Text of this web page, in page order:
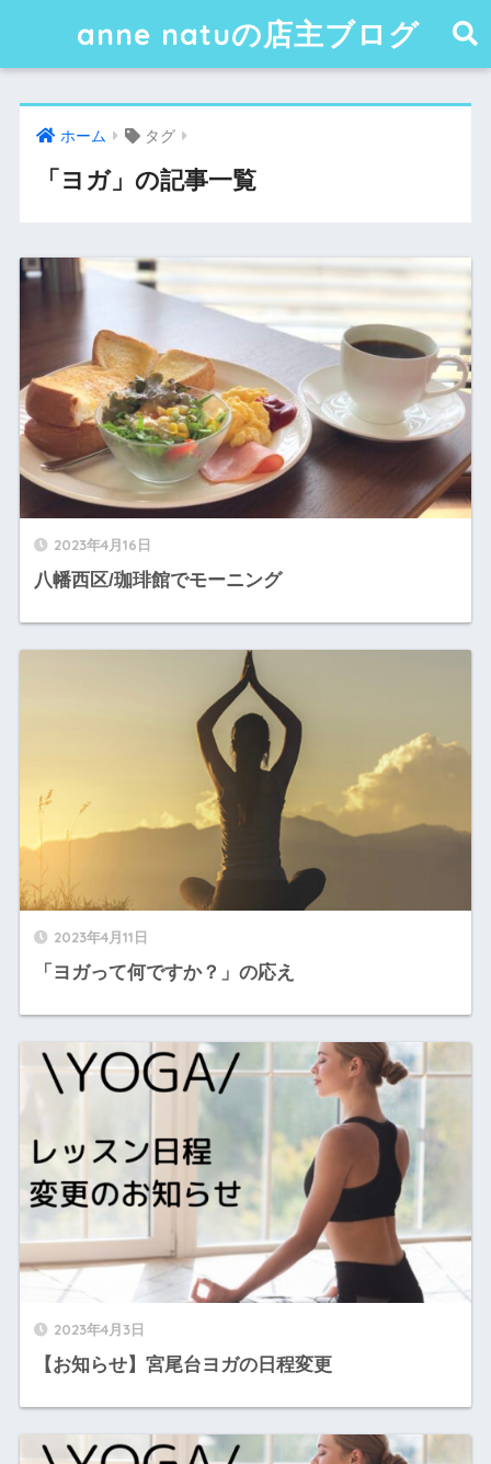
anne natuの店主ブログ
ホーム タグ
「ヨガ」の記事一覧
2023年4月16日
八幡西区/珈琲館でモーニング
2023年4月11日
「ヨガって何ですか？」の応え
2023年4月3日
【お知らせ】宮尾台ヨガの日程変更